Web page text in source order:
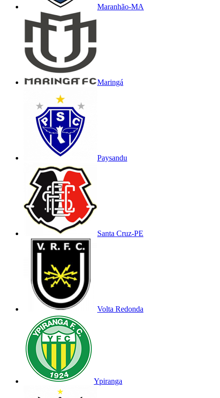
Maranhão-MA
Maringá
Paysandu
Santa Cruz-PE
Volta Redonda
Ypiranga